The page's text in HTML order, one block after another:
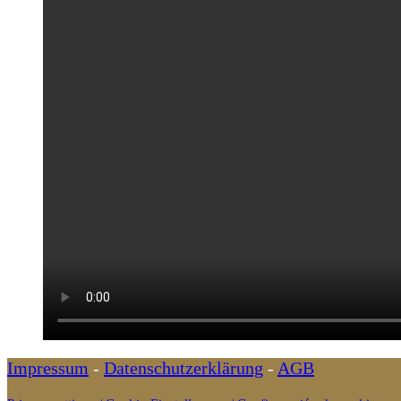
Impressum - Datenschutzerklärung - AGB